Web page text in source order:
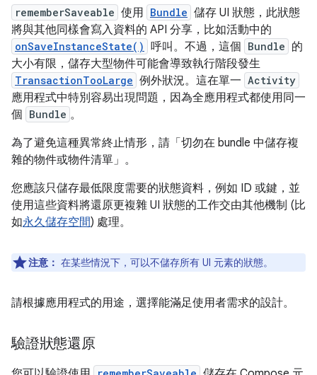
rememberSaveable 使用 Bundle 儲存 UI 狀態，此狀態
將與其他同樣會寫入資料的 API 分享，比如活動中的
onSaveInstanceState() 呼叫。不過，這個 Bundle 的
大小有限，儲存大型物件可能會導致執行階段發生
TransactionTooLarge 例外狀況。這在單一 Activity
應用程式中特別容易出現問題，因為全應用程式都使用同一
個 Bundle 。
為了避免這種異常終止情形，請「切勿在 bundle 中儲存複
雜的物件或物件清單」 。
您應該只儲存最低限度需要的狀態資料，例如 ID 或鍵，並
使用這些資料將還原更複雜 UI 狀態的工作交由其他機制 (比
如永久儲存空間) 處理。
注意： 在某些情況下，可以不儲存所有 UI 元素的狀態。
請根據應用程式的用途，選擇能滿足使用者需求的設計。
驗證狀態還原